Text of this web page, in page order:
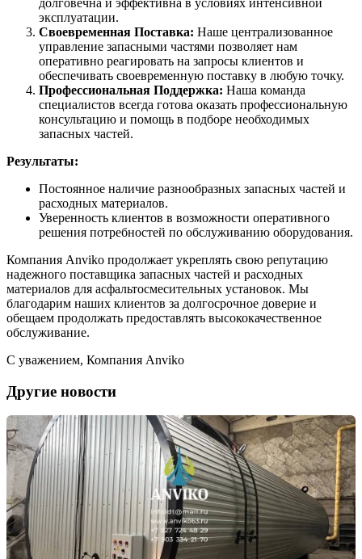
эксплуатации.
Своевременная Поставка: Наше централизованное
управление запасными частями позволяет нам
оперативно реагировать на запросы клиентов и
обеспечивать своевременную поставку в любую точку.
Профессиональная Поддержка: Наша команда
специалистов всегда готова оказать профессиональную
консультацию и помощь в подборе необходимых
запасных частей.
Результаты:
Постоянное наличие разнообразных запасных частей и
расходных материалов.
Уверенность клиентов в возможности оперативного
решения потребностей по обслуживанию оборудования.
Компания Anviko продолжает укреплять свою репутацию
надежного поставщика запасных частей и расходных
материалов для асфальтосмесительных установок. Мы
благодарим наших клиентов за долгосрочное доверие и
обещаем продолжать предоставлять высококачественное
обслуживание.
С уважением, Компания Anviko
Другие новости